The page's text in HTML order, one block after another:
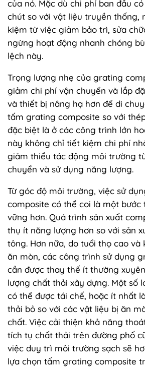
của nó. Mặc dù chi phí ban đầu
chút so với vật liệu truyền thống,
kiệm từ việc giảm bảo trì, sửa
ngừng hoạt động nhanh chóng
lệch này.
Trọng lượng nhẹ của grating
giảm chi phí vận chuyển và lắp
và thiết bị nâng hạ hơn để di
tấm grating composite so với
đặc biệt là ở các công trình lớn
này không chỉ tiết kiệm chi phí
giảm thiểu tác động môi trường
chuyển và sử dụng năng lượng.
Từ góc độ môi trường, việc sử
composite có thể coi là một bước
vững hơn. Quá trình sản xuất
thụ ít năng lượng hơn so với sản
tông. Hơn nữa, do tuổi thọ cao và
ăn mòn, các công trình sử dụng
cần được thay thế ít thường
lượng chất thải xây dựng. Một số
có thể được tái chế, hoặc ít nhất
thải bỏ so với các vật liệu bị ăn
chất. Việc cải thiện khả năng
tích tụ chất thải trên đường phố
việc duy trì môi trường sạch sẽ
lựa chọn tấm grating composite